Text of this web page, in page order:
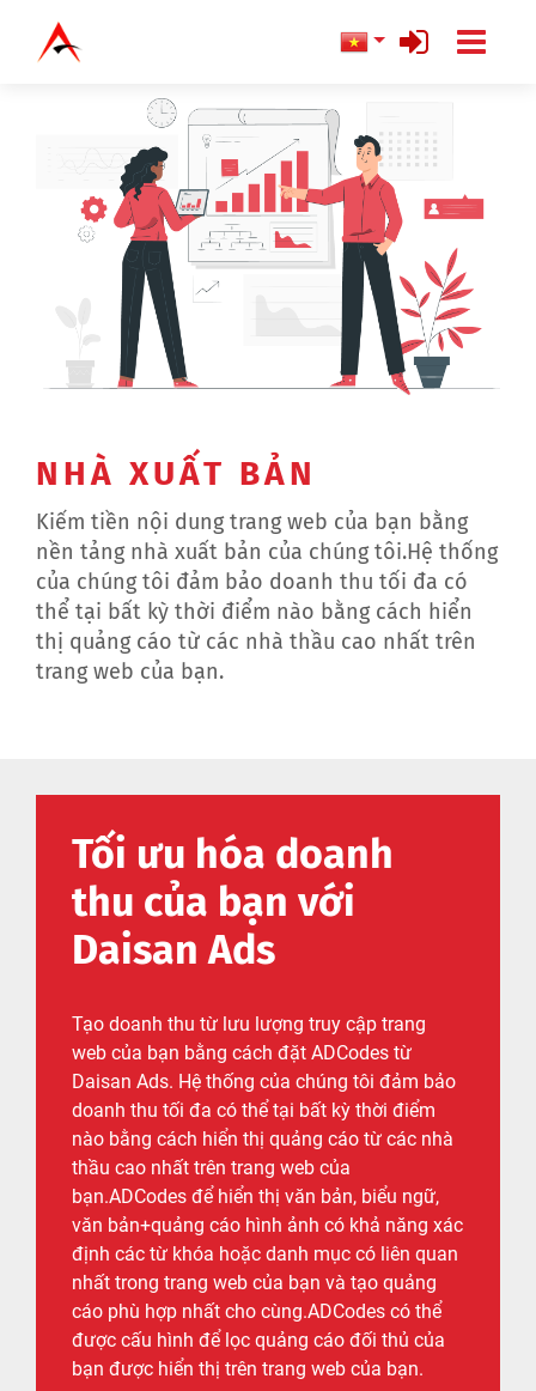
NHÀ XUẤT BẢN
Kiếm tiền nội dung trang web của bạn bằng
nền tảng nhà xuất bản của chúng tôi.Hệ thống
của chúng tôi đảm bảo doanh thu tối đa có
thể tại bất kỳ thời điểm nào bằng cách hiển
thị quảng cáo từ các nhà thầu cao nhất trên
trang web của bạn.
Tối ưu hóa doanh
thu của bạn với
Daisan Ads
Tạo doanh thu từ lưu lượng truy cập trang
web của bạn bằng cách đặt ADCodes từ
Daisan Ads. Hệ thống của chúng tôi đảm bảo
doanh thu tối đa có thể tại bất kỳ thời điểm
nào bằng cách hiển thị quảng cáo từ các nhà
thầu cao nhất trên trang web của
bạn.ADCodes để hiển thị văn bản, biểu ngữ,
văn bản+quảng cáo hình ảnh có khả năng xác
định các từ khóa hoặc danh mục có liên quan
nhất trong trang web của bạn và tạo quảng
cáo phù hợp nhất cho cùng.ADCodes có thể
được cấu hình để lọc quảng cáo đối thủ của
bạn được hiển thị trên trang web của bạn.